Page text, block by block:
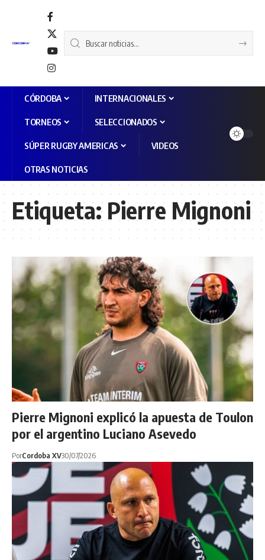
CÓRDOBA INTERNACIONALES
TORNEOS SELECCIONADOS
SÚPER RUGBY AMERICAS VIDEOS
OTRAS NOTICIAS
Etiqueta: Pierre Mignoni
Pierre Mignoni explicó la apuesta de Toulon
por el argentino Luciano Asevedo
PorCordoba XV30/07/2026